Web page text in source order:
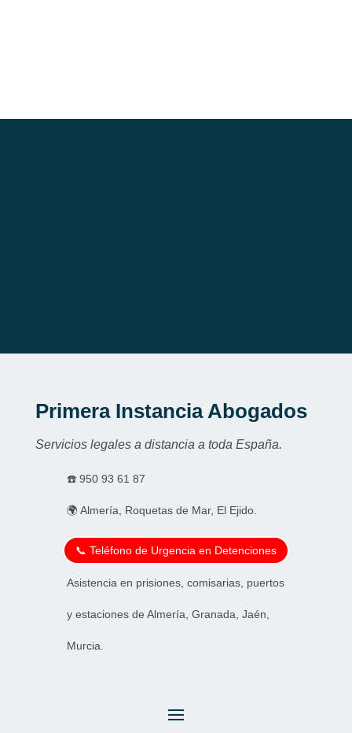
Primera Instancia Abogados
Servicios legales a distancia a toda España.
☎️ 950 93 61 87
🌍 Almería, Roquetas de Mar, El Ejido.
📞 Teléfono de Urgencia en Detenciones
Asistencia en prisiones, comisarias, puertos
y estaciones de Almería, Granada, Jaén,
Murcia.